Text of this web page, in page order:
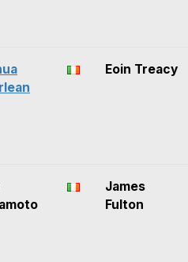
Eoin Treacy
James
Fulton